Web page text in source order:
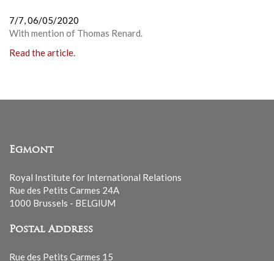
7/7,06/05/2020
With mention of Thomas Renard.
Read the article.
Egmont
Royal Institute for International Relations
Rue des Petits Carmes 24A
1000 Brussels - BELGIUM
Postal Address
Rue des Petits Carmes 15